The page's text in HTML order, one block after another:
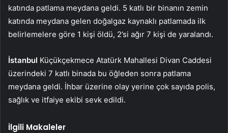
katında patlama meydana geldi. 5 katlı bir binanın zemin
katında meydana gelen doğalgaz kaynaklı patlamada ilk
belirlemelere göre 1 kişi öldü, 2’si ağır 7 kişi de yaralandı.
İstanbul Küçükçekmece Atatürk Mahallesi Divan Caddesi
üzerindeki 7 katlı binada bu öğleden sonra patlama
meydana geldi. İhbar üzerine olay yerine çok sayıda polis,
sağlık ve itfaiye ekibi sevk edildi.
İlgili Makaleler